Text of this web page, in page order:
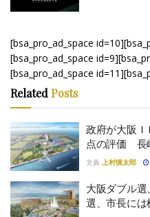
[bsa_pro_ad_space
[bsa_pro_ad_space
[bsa_pro_ad_space
Related Posts
政府が大阪
点の評価 長
文責 上村慎太郎
大阪ダブル
選、市長には